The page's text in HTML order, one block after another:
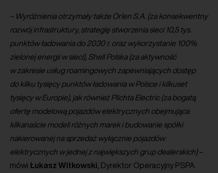
– Wyróżnienia otrzymały także Orlen S.A. (za konsekwentny
rozwój infrastruktury, strategię stworzenia sieci 10,5 tys.
punktów ładowania do 2030 r. oraz wykorzystanie 100%
zielonej energii w sieci), Shell Polska (za aktywność
w zakresie usług roamingowych zapewniających dostęp
do kilku tysięcy punktów ładowania w Polsce i kilkuset
tysięcy w Europie), jak również Plichta Electric (za bogatą
ofertę modelową pojazdów elektrycznych obejmująca
kilkanaście modeli różnych marek i budowanie spółki
nakierowanej na sprzedaż wyłącznie pojazdów
elektrycznych w jednej z największych grup dealerskich)–
mówi Łukasz Witkowski , Dyrektor Operacyjny PSPA.